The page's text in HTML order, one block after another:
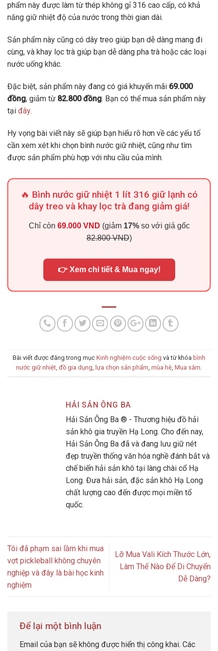
phẩm này được làm từ thép không gỉ 316 cao cấp, có khả
năng giữ nhiệt độ của nước trong thời gian dài.
Sản phẩm này cũng có dây treo giúp bạn dễ dàng mang đi
cùng, và khay lọc trà giúp bạn dễ dàng pha trà hoặc các loại
nước uống khác.
Đặc biệt, sản phẩm này đang có giá khuyến mãi 69.000
đồng, giảm từ 82.800 đồng. Bạn có thể mua sản phẩm này
tại đây.
Hy vọng bài viết này sẽ giúp bạn hiểu rõ hơn về các yếu tố
cần xem xét khi chọn bình nước giữ nhiệt, cũng như tìm
được sản phẩm phù hợp với nhu cầu của mình.
🔥 Bình nước giữ nhiệt 1 lít 316 giữ lạnh có
dây treo và khay lọc trà đang giảm giá!
Chỉ còn 69.000 VND (giảm 17%so với giá gốc
82.800 VND)
👉 Xem chi tiết & Mua ngay!
Bài viết được đăng trong mục Kinh nghiệm cuộc sống và từ khóa bình
nước giữ nhiệt, đồ gia dụng, lựa chọn sản phẩm, mùa hè, Mua sắm.
HẢI SẢN ÔNG BA
Hải Sản Ông Ba ® - Thương hiệu đồ hải
sản khô gia truyền Hạ Long. Cho đến nay,
Hải Sản Ông Ba đã và đang lưu giữ nét
đẹp truyền thống văn hóa nghề đánh bắt và
chế biến hải sản khô tại làng chài cổ Hạ
Long. Đưa hải sản, đặc sản khô Hạ Long
chất lượng cao đến được mọi miền tổ
quốc.
Tôi đã phạm sai lầm khi mua
vợt pickleball không chuyên
nghiệp và đây là bài học kinh
nghiệm
Lỡ Mua Vali Kích Thước Lớn,
Làm Thế Nào Để Di Chuyển
Dễ Dàng?
Để lại một bình luận
Email của bạn sẽ không được hiển thị công khai. Các